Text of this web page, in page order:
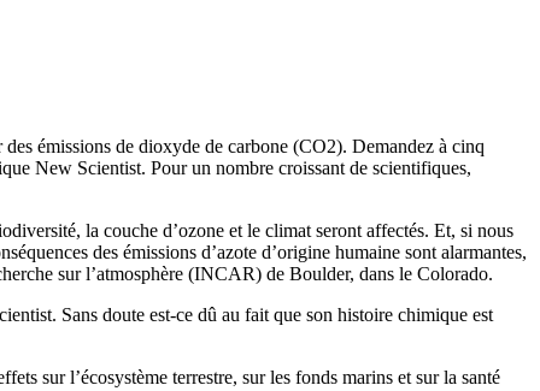
émissions de dioxyde de carbone (CO2). Demandez à cinq
New Scientist. Pour un nombre croissant de scientifiques,
la couche d’ozone et le climat seront affectés. Et, si nous
des émissions d’azote d’origine humaine sont alarmantes,
sur l’atmosphère (INCAR) de Boulder, dans le Colorado.
Sans doute est-ce dû au fait que son histoire chimique est
sur l’écosystème terrestre, sur les fonds marins et sur la santé